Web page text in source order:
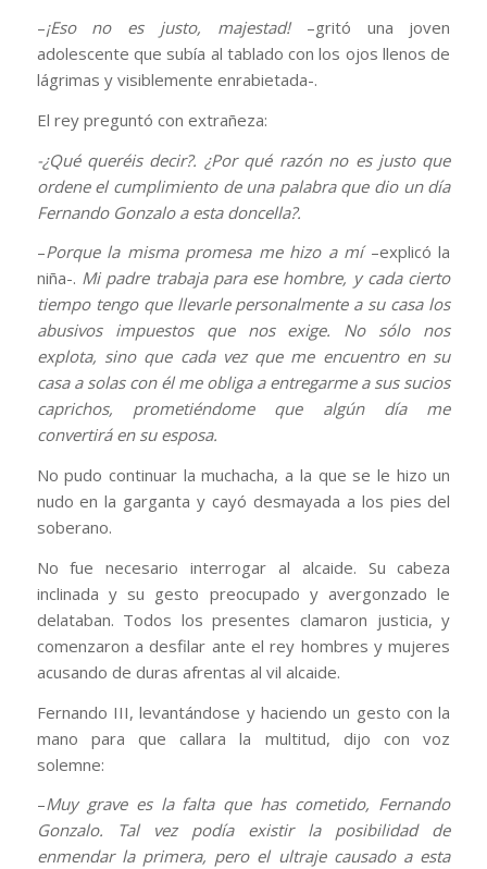
–¡Eso no es justo, majestad!–gritó una joven
adolescente que subía al tablado con los ojos llenos de
lágrimas y visiblemente enrabietada-.
El rey preguntó con extrañeza:
-¿Qué queréis decir?. ¿Por qué razón no es justo que
ordene el cumplimiento de una palabra que dio un día
Fernando Gonzalo a esta doncella?.
–Porque la misma promesa me hizo a mí–explicó la
niña-. Mi padre trabaja para ese hombre, y cada cierto
tiempo tengo que llevarle personalmente a su casa los
abusivos impuestos que nos exige. No sólo nos
explota, sino que cada vez que me encuentro en su
casa a solas con él me obliga a entregarme a sus sucios
caprichos, prometiéndome que algún día me
convertirá en su esposa.
No pudo continuar la muchacha, a la que se le hizo un
nudo en la garganta y cayó desmayada a los pies del
soberano.
No fue necesario interrogar al alcaide. Su cabeza
inclinada y su gesto preocupado y avergonzado le
delataban. Todos los presentes clamaron justicia, y
comenzaron a desfilar ante el rey hombres y mujeres
acusando de duras afrentas al vil alcaide.
Fernando III, levantándose y haciendo un gesto con la
mano para que callara la multitud, dijo con voz
solemne:
–Muy grave es la falta que has cometido, Fernando
Gonzalo. Tal vez podía existir la posibilidad de
enmendar la primera, pero el ultraje causado a esta